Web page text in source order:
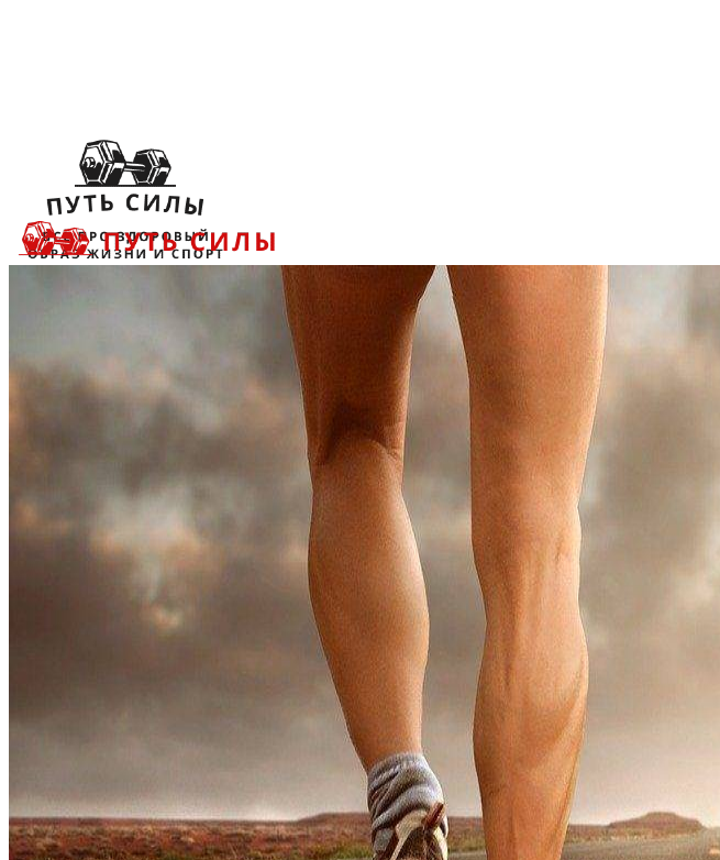
ДИЕТЫ
ПИТАНИЕ
УПРАЖНЕНИЯ
БОДИБИЛДИНГ
МЕНЮ
Меню